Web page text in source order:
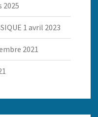
2025
1 avril 2023
2021